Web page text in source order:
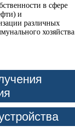
в сфере
и
различных
хозяйства